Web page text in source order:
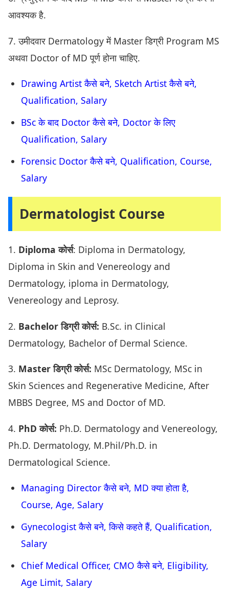
आवश्यक है.
7. उमीदवार Dermatology में Master डिग्री Program MS
अथवा Doctor of MD पूर्ण होना चाहिए.
Drawing Artist कैसे बने, Sketch Artist कैसे बने,
Qualification, Salary
BSc के बाद Doctor कैसे बने, Doctor के लिए
Qualification, Salary
Forensic Doctor कैसे बने, Qualification, Course,
Salary
Dermatologist Course
1. Diploma कोर्स: Diploma in Dermatology,
Diploma in Skin and Venereology and
Dermatology, iploma in Dermatology,
Venereology and Leprosy.
2. Bachelor डिग्री कोर्स: B.Sc. in Clinical
Dermatology, Bachelor of Dermal Science.
3. Master डिग्री कोर्स: MSc Dermatology, MSc in
Skin Sciences and Regenerative Medicine, After
MBBS Degree, MS and Doctor of MD.
4. PhD कोर्स: Ph.D. Dermatology and Venereology,
Ph.D. Dermatology, M.Phil/Ph.D. in
Dermatological Science.
Managing Director कैसे बने, MD क्या होता है,
Course, Age, Salary
Gynecologist कैसे बने, किसे कहते हैं, Qualification,
Salary
Chief Medical Officer, CMO कैसे बने, Eligibility,
Age Limit, Salary